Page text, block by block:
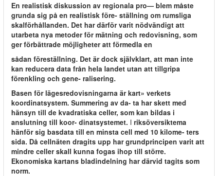
En realistisk diskussion av regionala pro— blem måste
grunda sig på en realistisk före- ställning om rumsliga
skalförhållanden. Det har därför varit nödvändigt att
utarbeta nya metoder för mätning och redovisning, som
ger förbättrade möjligheter att förmedla en
sådan föreställning. Det är dock självklart, att man inte
kan reducera data från hela landet utan att tillgripa
förenkling och gene- ralisering.
Basen för lägesredovisningarna är kart» verkets
koordinatsystem. Summering av da- ta har skett med
hänsyn till de kvadratiska celler, som kan bildas i
anslutning till koor- dinatsystemet. I riksöversiktema
hänför sig basdata till en minsta cell med 10 kilome- ters
sida. Då cellnäten dragits upp har grundprincipen varit att
mindre celler skall kunna fogas ihop till större.
Ekonomiska kartans bladindelning har därvid tagits som
norm.